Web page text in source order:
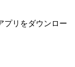
プリをダウンロー